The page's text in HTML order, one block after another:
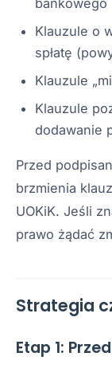
bankowego
Klauzule o
spłatę
Klauzule
Klauzule
dodawanie
Przed
brzmienia
UOKiK. Jeśli
prawo żądać
Strategia
Etap 1: